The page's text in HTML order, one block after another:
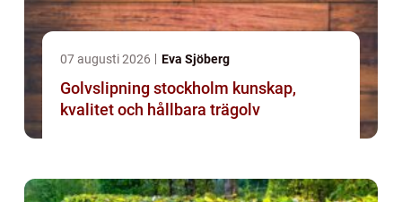
07 augusti 2026 Eva Sjöberg
Golvslipning stockholm kunskap,
kvalitet och hållbara trägolv